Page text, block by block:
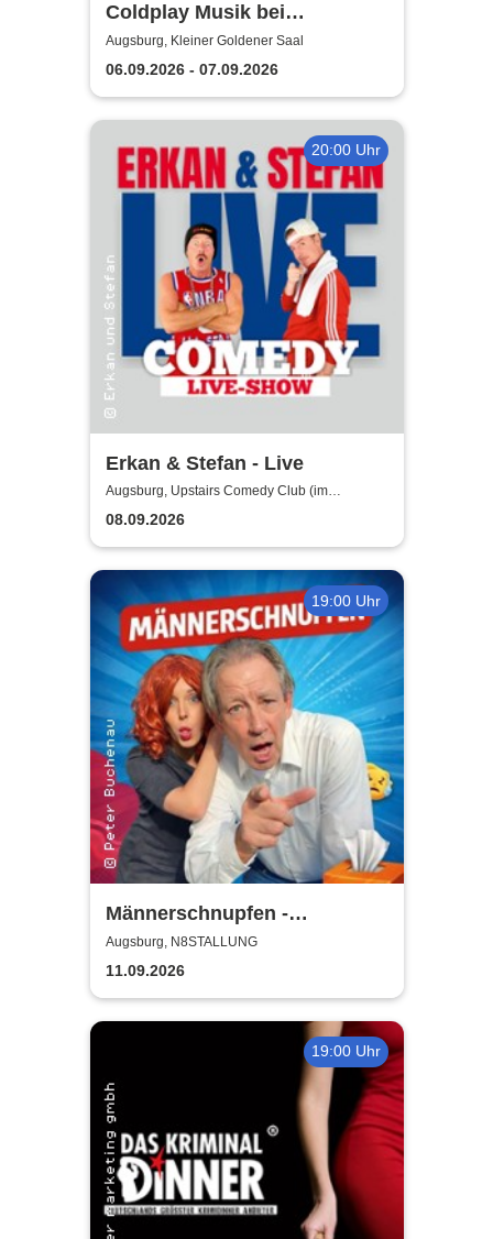
Coldplay Musik bei
Kerzenschein
Augsburg, Kleiner Goldener Saal
06.09.2026 - 07.09.2026
20:00 Uhr
Erkan & Stefan - Live
Augsburg, Upstairs Comedy Club (im
Modehaus JUNG - 4.Etage/Penthouse)
08.09.2026
19:00 Uhr
Männerschnupfen -
Buchenau Comedy Tour
Augsburg, N8STALLUNG
11.09.2026
19:00 Uhr